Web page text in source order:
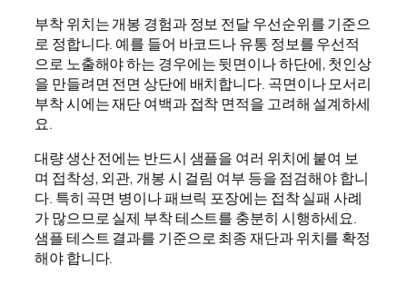
부착 위치는 개봉 경험과 정보 전달 우선순위를 기준으
로 정합니다. 예를 들어 바코드나 유통 정보를 우선적
으로 노출해야 하는 경우에는 뒷면이나 하단에, 첫인상
을 만들려면 전면 상단에 배치합니다. 곡면이나 모서리
부착 시에는 재단 여백과 접착 면적을 고려해 설계하세
요.
대량 생산 전에는 반드시 샘플을 여러 위치에 붙여 보
며 접착성, 외관, 개봉 시 걸림 여부 등을 점검해야 합니
다. 특히 곡면 병이나 패브릭 포장에는 접착 실패 사례
가 많으므로 실제 부착 테스트를 충분히 시행하세요.
샘플 테스트 결과를 기준으로 최종 재단과 위치를 확정
해야 합니다.